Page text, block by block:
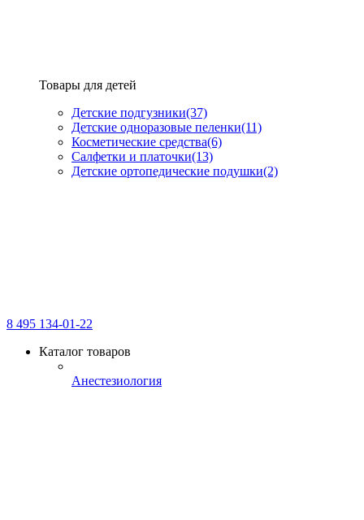
Товары для детей
Детские подгузники(37)
Детские одноразовые пеленки(11)
Косметические средства(6)
Салфетки и платочки(13)
Детские ортопедические подушки(2)
8 495 134-01-22
Каталог товаров
Анестезиология